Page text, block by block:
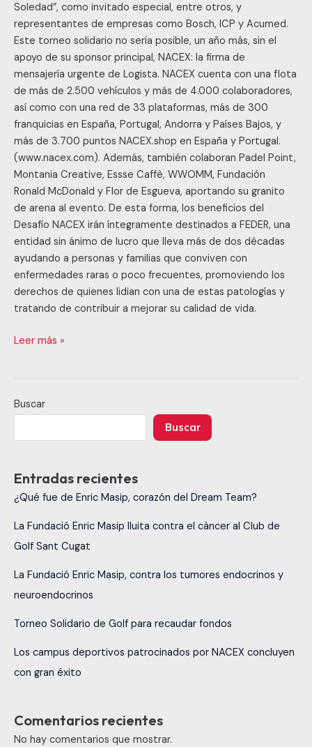
Soledad”, como invitado especial, entre otros, y
representantes de empresas como Bosch, ICP y Acumed.
Este torneo solidario no sería posible, un año más, sin el
apoyo de su sponsor principal, NACEX: la firma de
mensajería urgente de Logista. NACEX cuenta con una flota
de más de 2.500 vehículos y más de 4.000 colaboradores,
así como con una red de 33 plataformas, más de 300
franquicias en España, Portugal, Andorra y Países Bajos, y
más de 3.700 puntos NACEX.shop en España y Portugal.
(www.nacex.com). Además, también colaboran Padel Point,
Montania Creative, Essse Caffè, WWOMM, Fundación
Ronald McDonald y Flor de Esgueva, aportando su granito
de arena al evento. De esta forma, los beneficios del
Desafío NACEX irán íntegramente destinados a FEDER, una
entidad sin ánimo de lucro que lleva más de dos décadas
ayudando a personas y familias que conviven con
enfermedades raras o poco frecuentes, promoviendo los
derechos de quienes lidian con una de estas patologías y
tratando de contribuir a mejorar su calidad de vida.
Leer más »
Buscar
Buscar
Entradas recientes
¿Qué fue de Enric Masip, corazón del Dream Team?
La Fundació Enric Masip lluita contra el càncer al Club de
Golf Sant Cugat
La Fundació Enric Masip, contra los tumores endocrinos y
neuroendocrinos
Torneo Solidario de Golf para recaudar fondos
Los campus deportivos patrocinados por NACEX concluyen
con gran éxito
Comentarios recientes
No hay comentarios que mostrar.